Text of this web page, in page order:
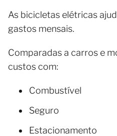
As bicicletas elétricas
gastos mensais.
Comparadas a carros e
custos com:
Combustível
Seguro
Estacionamento